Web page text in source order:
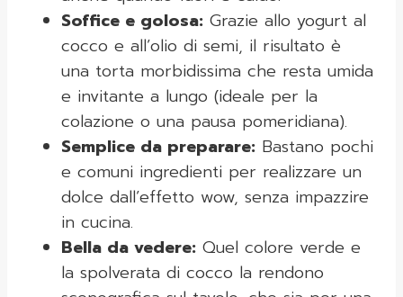
Soffice e golosa: Grazie allo yogurt al
cocco e all’olio di semi, il risultato è
una torta morbidissima che resta umida
e invitante a lungo (ideale per la
colazione o una pausa pomeridiana).
Semplice da preparare: Bastano pochi
e comuni ingredienti per realizzare un
dolce dall’effetto wow, senza impazzire
in cucina.
Bella da vedere: Quel colore verde e
la spolverata di cocco la rendono